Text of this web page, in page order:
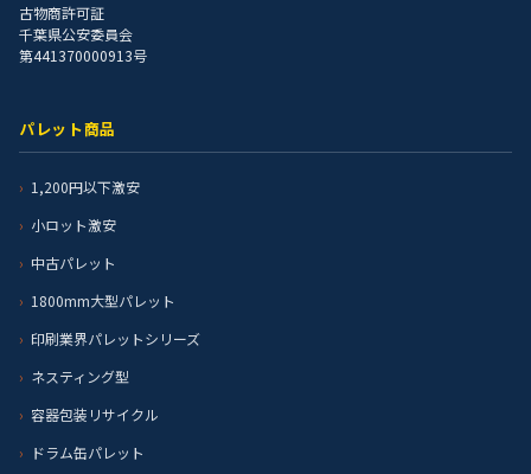
古物商許可証
千葉県公安委員会
第441370000913号
パレット商品
1,200円以下激安
小ロット激安
中古パレット
1800mm大型パレット
印刷業界パレットシリーズ
ネスティング型
容器包装リサイクル
ドラム缶パレット